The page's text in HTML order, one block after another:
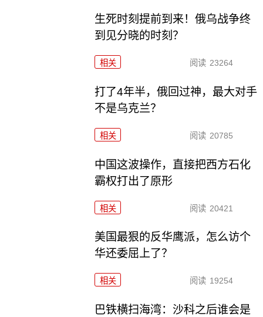
生死时刻提前到来！俄乌战争终
到见分晓的时刻？
相关 阅读 23264
打了4年半，俄回过神，最大对手
不是乌克兰？
相关 阅读 20785
中国这波操作，直接把西方石化
霸权打出了原形
相关 阅读 20421
美国最狠的反华鹰派，怎么访个
华还委屈上了？
相关 阅读 19254
巴铁横扫海湾：沙科之后谁会是